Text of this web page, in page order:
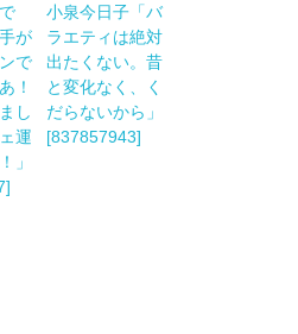
が
で
！
し
運
」
小泉今日子「バ
ラエティは絶対
出たくない。昔
と変化なく、く
だらないから」
[837857943]